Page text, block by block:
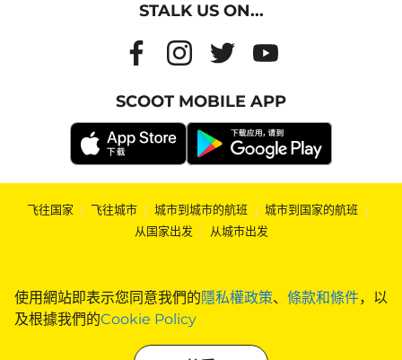
使用網站即表示您同意我們的隱私權政策、 條款和條件，以
及根據我們的Cookie Policy
STALK US ON...
SCOOT MOBILE APP
飞往国家 | 飞往城市 | 城市到城市的航班 | 城市到国家的航班 |
从国家出发 | 从城市出发